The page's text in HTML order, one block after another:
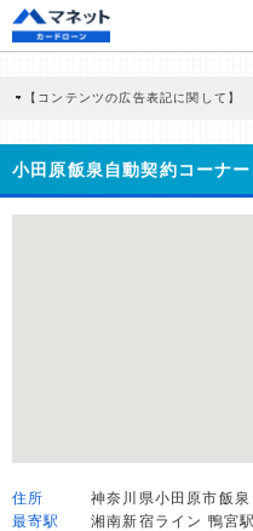
【コンテンツの広告表記に関して】
商品を根拠なくPRするものではなく、
どに基づき、公平性を担保した情報提
>提携企業一覧
小田原飯泉自動契約コーナー
住所
神奈川県小田原市飯泉
最寄駅
湘南新宿ライン 鴨宮